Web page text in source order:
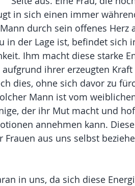
in sich einen immer
durch sein offenes Herz
in der Lage ist, befindet sich
Ihm macht diese starke
ihrer erzeugten Kraft
dies, ohne sich davor zu
Mann ist vom
der ihr Mut macht und
annehmen kann.
aus uns selbst
in uns, da sich diese